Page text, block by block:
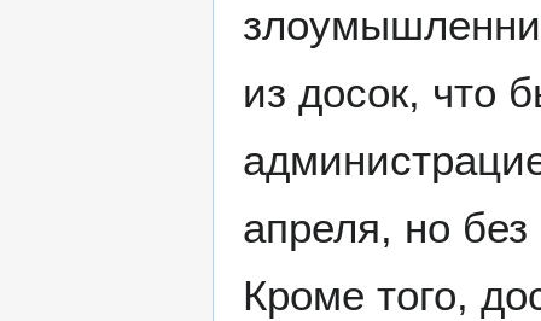
из досок, что
апреля, но
Кроме того,